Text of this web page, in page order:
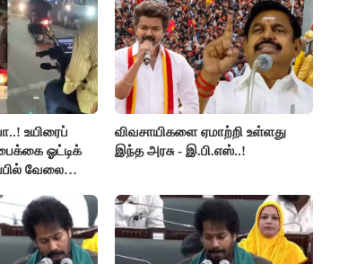
உயிரைப்
ஓட்டிக்
வேலை
விவசாயிகளை ஏமாற்றி உள்ளது
இந்த அரசு - இ.பி.எஸ்..!